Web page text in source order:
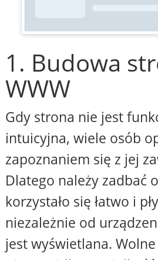
1. Budowa
WWW
Gdy strona nie jest
intuicyjna, wiele osób
zapoznaniem się z jej
Dlatego należy zadbać
korzystało się łatwo i
niezależnie od
jest wyświetlana. Wolne